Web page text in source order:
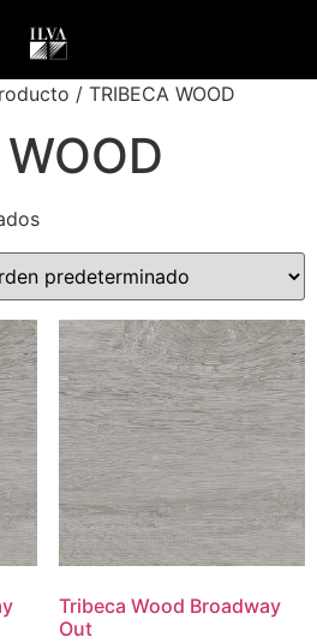
/ TRIBECA WOOD
Tribeca Wood Broadway
Out